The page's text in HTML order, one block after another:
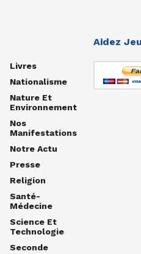
Livres
Nationalisme
Nature Et
Environnement
Nos
Manifestations
Notre Actu
Presse
Religion
Santé-
Médecine
Science Et
Technologie
Seconde
Aidez